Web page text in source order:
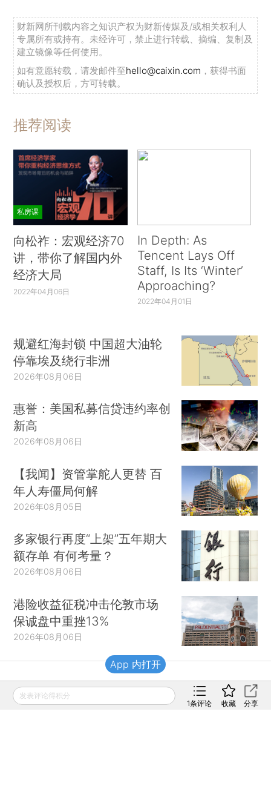
财新网所刊载内容之知识产权为财新传媒及/或相关权利人
专属所有或持有。未经许可，禁止进行转载、摘编、复制及
建立镜像等任何使用。
如有意愿转载，请发邮件至hello@caixin.com ，获得书面
确认及授权后，方可转载。
推荐阅读
私房课
向松祚：宏观经济70
讲，带你了解国内外
经济大局
2022年04月06日
In Depth: As
Tencent Lays Off
Staff, Is Its ‘Winter’
Approaching?
2022年04月01日
规避红海封锁 中国超大油轮
停靠埃及绕行非洲
2026年08月06日
惠誉：美国私募信贷违约率创
新高
2026年08月06日
【我闻】资管掌舵人更替 百
年人寿僵局何解
2026年08月05日
多家银行再度“上架”五年期大
额存单 有何考量？
2026年08月06日
港险收益征税冲击伦敦市场
保诚盘中重挫13%
2026年08月06日
财新移动
发表评论得积分
1条评论 收藏 分享
App 内打开